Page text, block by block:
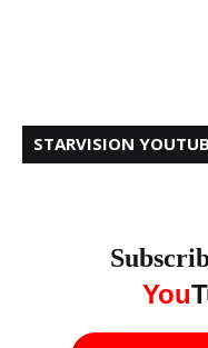
STARVISION
You